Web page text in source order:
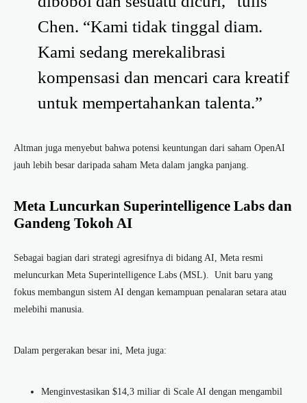
Chen. “Kami tidak tinggal diam.
Kami sedang merekalibrasi
kompensasi dan mencari cara kreatif
untuk mempertahankan talenta.”
Altman juga menyebut bahwa potensi keuntungan dari saham OpenAI
jauh lebih besar daripada saham Meta dalam jangka panjang.
Meta Luncurkan Superintelligence Labs dan
Gandeng Tokoh AI
Sebagai bagian dari strategi agresifnya di bidang AI, Meta resmi
meluncurkan Meta Superintelligence Labs (MSL). Unit baru yang
fokus membangun sistem AI dengan kemampuan penalaran setara atau
melebihi manusia.
Dalam pergerakan besar ini, Meta juga:
Menginvestasikan $14,3 miliar di Scale AI dengan mengambil